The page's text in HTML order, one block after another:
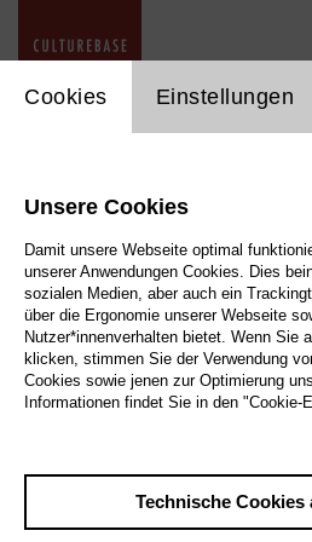
Datenschutz-
muss einen AV-Vertrag
Cookies Einstellungen
Unsere Cookies
Damit unsere Webseite optimal
unserer Anwendungen Cookies. Dies
sozialen Medien, aber auch ein
über die Ergonomie unserer Webseite
Nutzer*innenverhalten bietet. Wenn Sie
klicken, stimmen Sie der Verwendung
Cookies sowie jenen zur Optimierung
Informationen findet Sie in den "Cookie-
Technische Cookies